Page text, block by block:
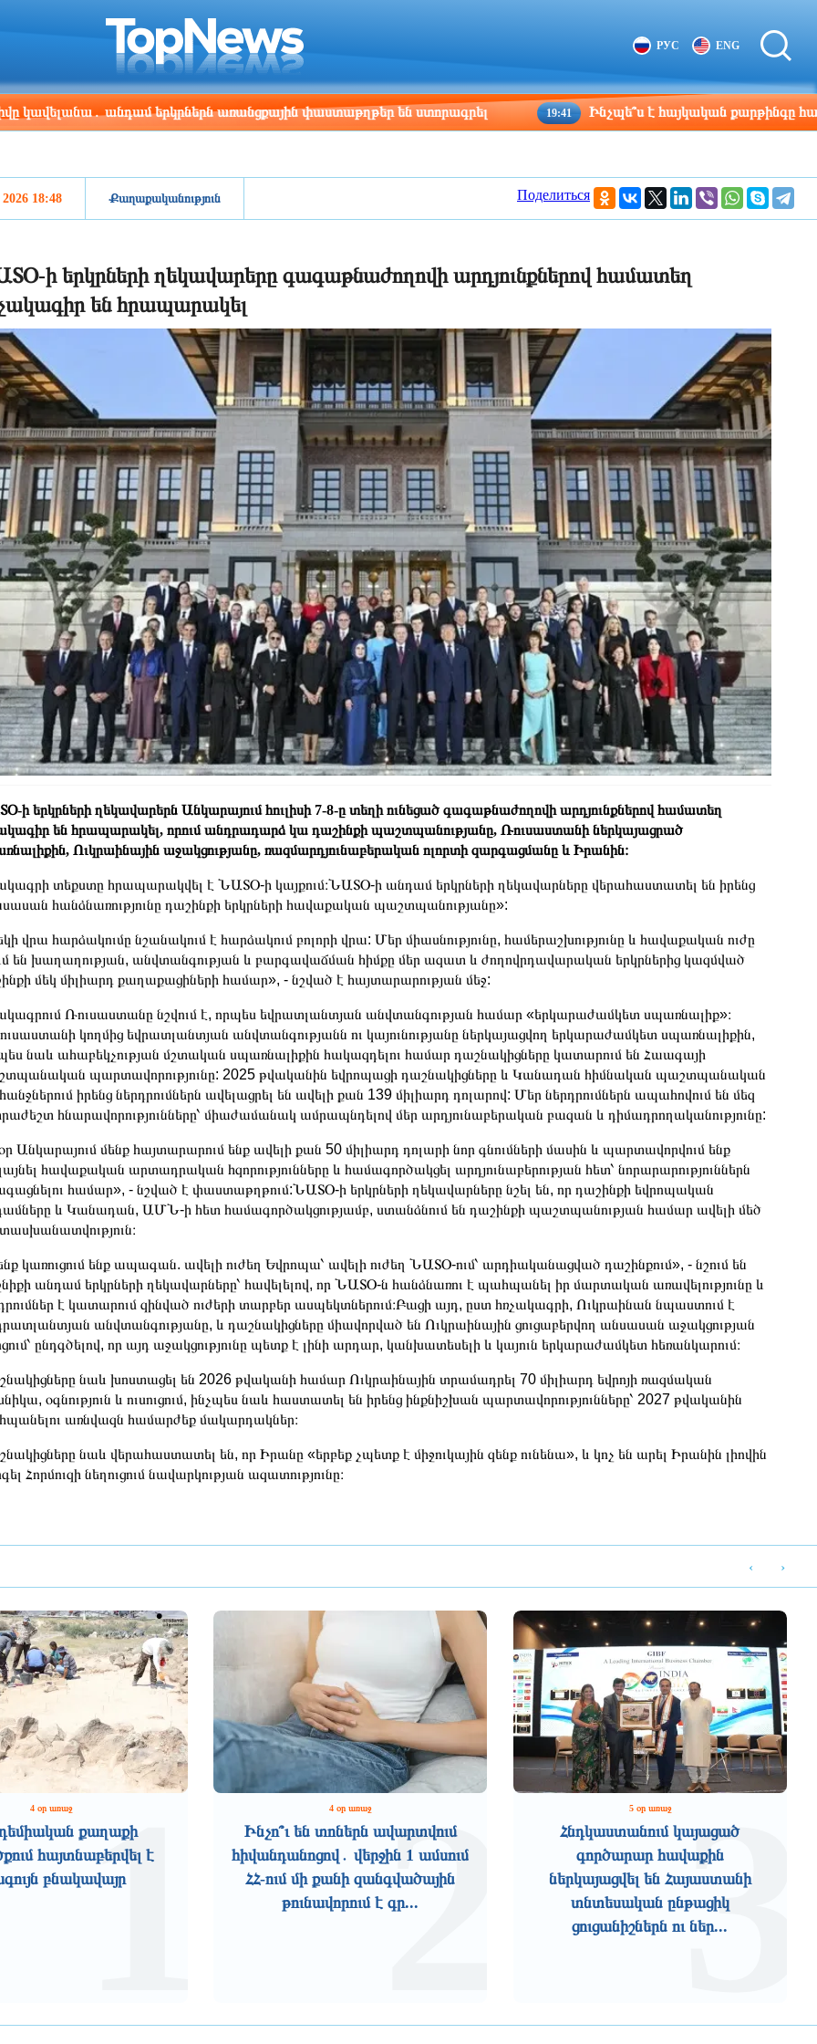
Los Angeles
21:56
Beijing
12:56 РУС ENG
անդամ երկրներն առանցքային փաստաթղթեր են ստորագրել 19:41 Ինչպե՞ս է հայկական քարթինգը հաղթահարում
2026 18:48 Քաղաքականություն Поделиться
ի երկրների ղեկավարերը գագաթնաժողովի արդյունքներով համատեղ
են հրապարակել
ի երկրների ղեկավարերն Անկարայում հուլիսի 7-8-ը տեղի ունեցած գագաթնաժողովի արդյունքներով համատեղ
են հրապարակել, որում անդրադարձ կա դաշինքի պաշտպանությանը, Ռուսաստանի ներկայացրած
Ուկրաինային աջակցությանը, ռազմարդյունաբերական ոլորտի զարգացմանը և Իրանին։
տեքստը հրապարակվել է ՆԱՏՕ-ի կայքում։ՆԱՏՕ-ի անդամ երկրների ղեկավարները վերահաստատել են իրենց
հանձնառությունը դաշինքի երկրների հավաքական պաշտպանությանը»:
վրա հարձակումը նշանակում է հարձակում բոլորի վրա: Մեր միասնությունը, համերաշխությունը և հավաքական ուժը
են խաղաղության, անվտանգության և բարգավաճման հիմքը մեր ազատ և ժողովրդավարական երկրներից կազմված
մեկ միլիարդ քաղաքացիների համար», - նշված է հայտարարության մեջ:
Ռուսաստանը նշվում է, որպես եվրատլանտյան անվտանգության համար «երկարաժամկետ սպառնալիք»։
կողմից եվրատլանտյան անվտանգությանն ու կայունությանը ներկայացվող երկարաժամկետ սպառնալիքին,
նաև ահաբեկչության մշտական ​​սպառնալիքին հակազդելու համար դաշնակիցները կատարում են Հաագայի
պարտավորությունը: 2025 թվականին եվրոպացի դաշնակիցները և Կանադան հիմնական պաշտպանական
իրենց ներդրումներն ավելացրել են ավելի քան 139 միլիարդ դոլարով: Մեր ներդրումներն ապահովում են մեզ
հնարավորությունները՝ միաժամանակ ամրապնդելով մեր արդյունաբերական բազան և դիմադրողականությունը:
Անկարայում մենք հայտարարում ենք ավելի քան 50 միլիարդ դոլարի նոր գնումների մասին և պարտավորվում ենք
հավաքական արտադրական հզորությունները և համագործակցել արդյունաբերության հետ՝ նորարարություններն
համար», - նշված է փաստաթղթում:ՆԱՏՕ-ի երկրների ղեկավարները նշել են, որ դաշինքի եվրոպական
և Կանադան, ԱՄՆ-ի հետ համագործակցությամբ, ստանձնում են դաշինքի պաշտպանության համար ավելի մեծ
կառուցում ենք ապագան. ավելի ուժեղ Եվրոպա՝ ավելի ուժեղ ՆԱՏՕ-ում՝ արդիականացված դաշինքում», - նշում են
անդամ երկրների ղեկավարները՝ հավելելով, որ ՆԱՏՕ-ն հանձնառու է պահպանել իր մարտական ​​առավելությունը և
է կատարում զինված ուժերի տարբեր ասպեկտներում։Բացի այդ, ըստ հռչակագրի, Ուկրաինան նպաստում է
անվտանգությանը, և դաշնակիցները միավորված են Ուկրաինային ցուցաբերվող անսասան աջակցության
ընդգծելով, որ այդ աջակցությունը պետք է լինի արդար, կանխատեսելի և կայուն երկարաժամկետ հեռանկարում։
նաև խոստացել են 2026 թվականի համար Ուկրաինային տրամադրել 70 միլիարդ եվրոյի ռազմական
օգնություն և ուսուցում, ինչպես նաև հաստատել են իրենց ինքնիշխան պարտավորությունները՝ 2027 թվականին
առնվազն համարժեք մակարդակներ։
նաև վերահաստատել են, որ Իրանը «երբեք չպետք է միջուկային զենք ունենա», և կոչ են արել Իրանին լիովին
Հորմուզի նեղուցում նավարկության ազատությունը։
4 օր առաջ
քաղաքի
հայտնաբերվել է
բնակավայր
1 4 օր առաջ
Ինչո՞ւ են տոներն ավարտվում
հիվանդանոցով․ վերջին 1 ամսում
ՀՀ-ում մի քանի զանգվածային
թունավորում է գր...2 5 օր առաջ
Հնդկաստանում կայացած
գործարար հավաքին
ներկայացվել են Հայաստանի
տնտեսական ընթացիկ
ցուցանիշներն ու ներ...
3
‹ ›